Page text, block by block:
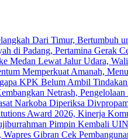
Dari Timur, Bertumbuh
di Padang, Pertamina Gerak
Medan Lewat Jalur Udara,
Memperkuat Amanah,
KPK Belum Ambil
Netrash,
Narkoba Diperiksa
Award 2026, Kinerja
Pimpin Kembali
Gibran Cek